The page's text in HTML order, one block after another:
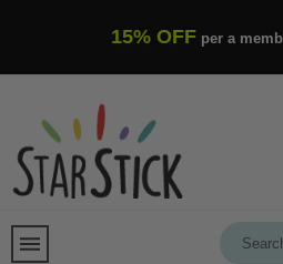
15% OFF per a